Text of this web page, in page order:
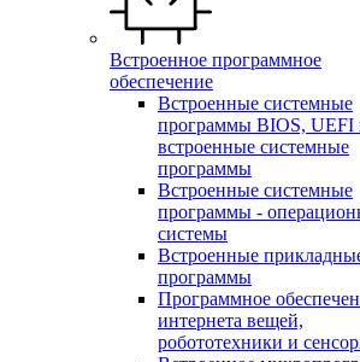
Встроенное программное
обеспечение
Встроенные системные
программы BIOS, UEFI
встроенные системные
программы
Встроенные системные
программы -
системы
Встроенные
программы
Программное
интернета вещей,
робототехники и